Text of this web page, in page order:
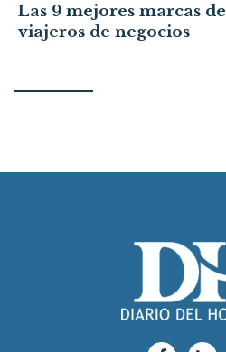
Las 9 mejores marcas
viajeros de negocios